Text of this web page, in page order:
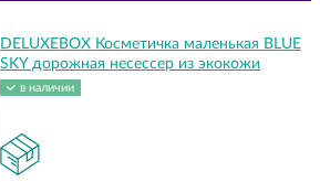
DELUXEBOX Косметичка маленькая BLUE
SKY дорожная несессер из экокожи
в наличии